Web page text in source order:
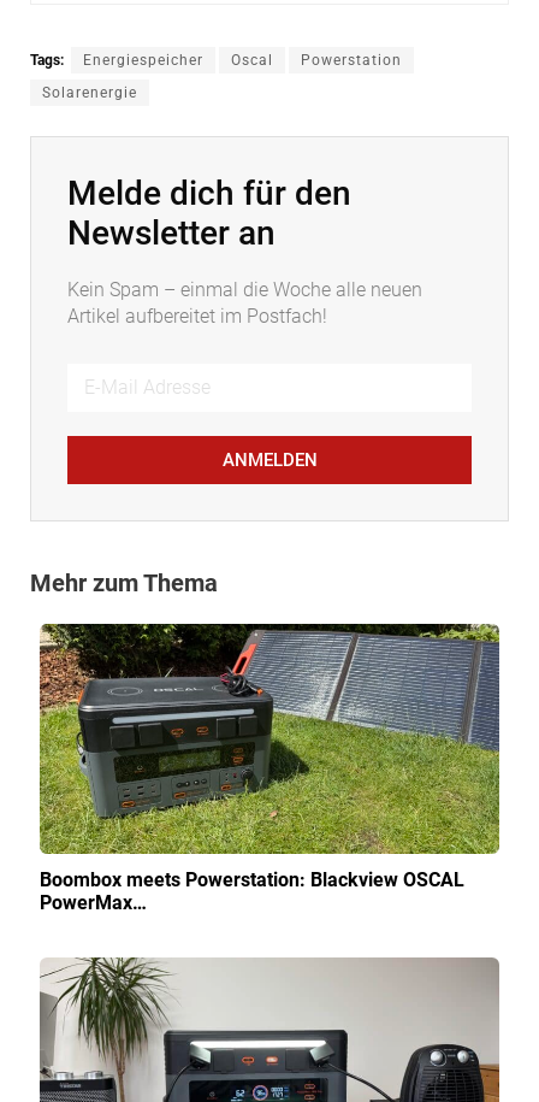
Tags: Energiespeicher Oscal
Powerstation
Solarenergie
Melde dich für den
Newsletter an
Kein Spam – einmal die Woche alle neuen
Artikel aufbereitet im Postfach!
ANMELDEN
Mehr zum Thema
Boombox meets Powerstation: Blackview OSCAL
PowerMax…